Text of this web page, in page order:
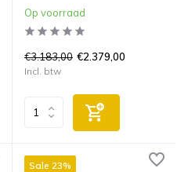
Op voorraad
€3.183,00 €2.379,00
Incl. btw
Sale 23%